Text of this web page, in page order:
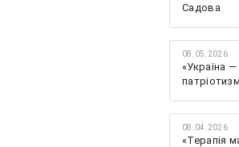
Садова
08.05.2026
«Україна
08.04.2026
«Терапія